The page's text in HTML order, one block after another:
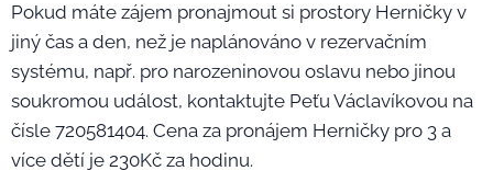
Pokud máte zájem pronajmout si prostory Herničky v
jiný čas a den, než je naplánováno v rezervačním
systému, např. pro narozeninovou oslavu nebo jinou
soukromou událost, kontaktujte Peťu Václavíkovou na
čísle 720581404. Cena za pronájem Herničky pro 3 a
více dětí je 230Kč za hodinu.